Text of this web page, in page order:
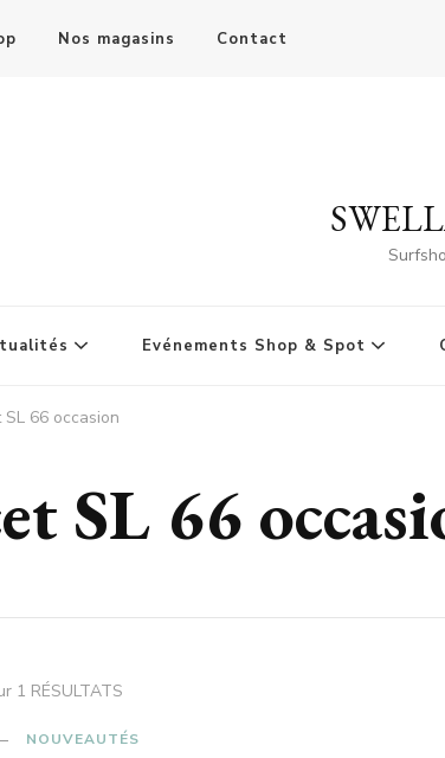
Nos magasins Contact
Evénements Shop & Spot
SL 66 occasion
SL 66
1 RÉSULTATS
NOUVEAUTÉS